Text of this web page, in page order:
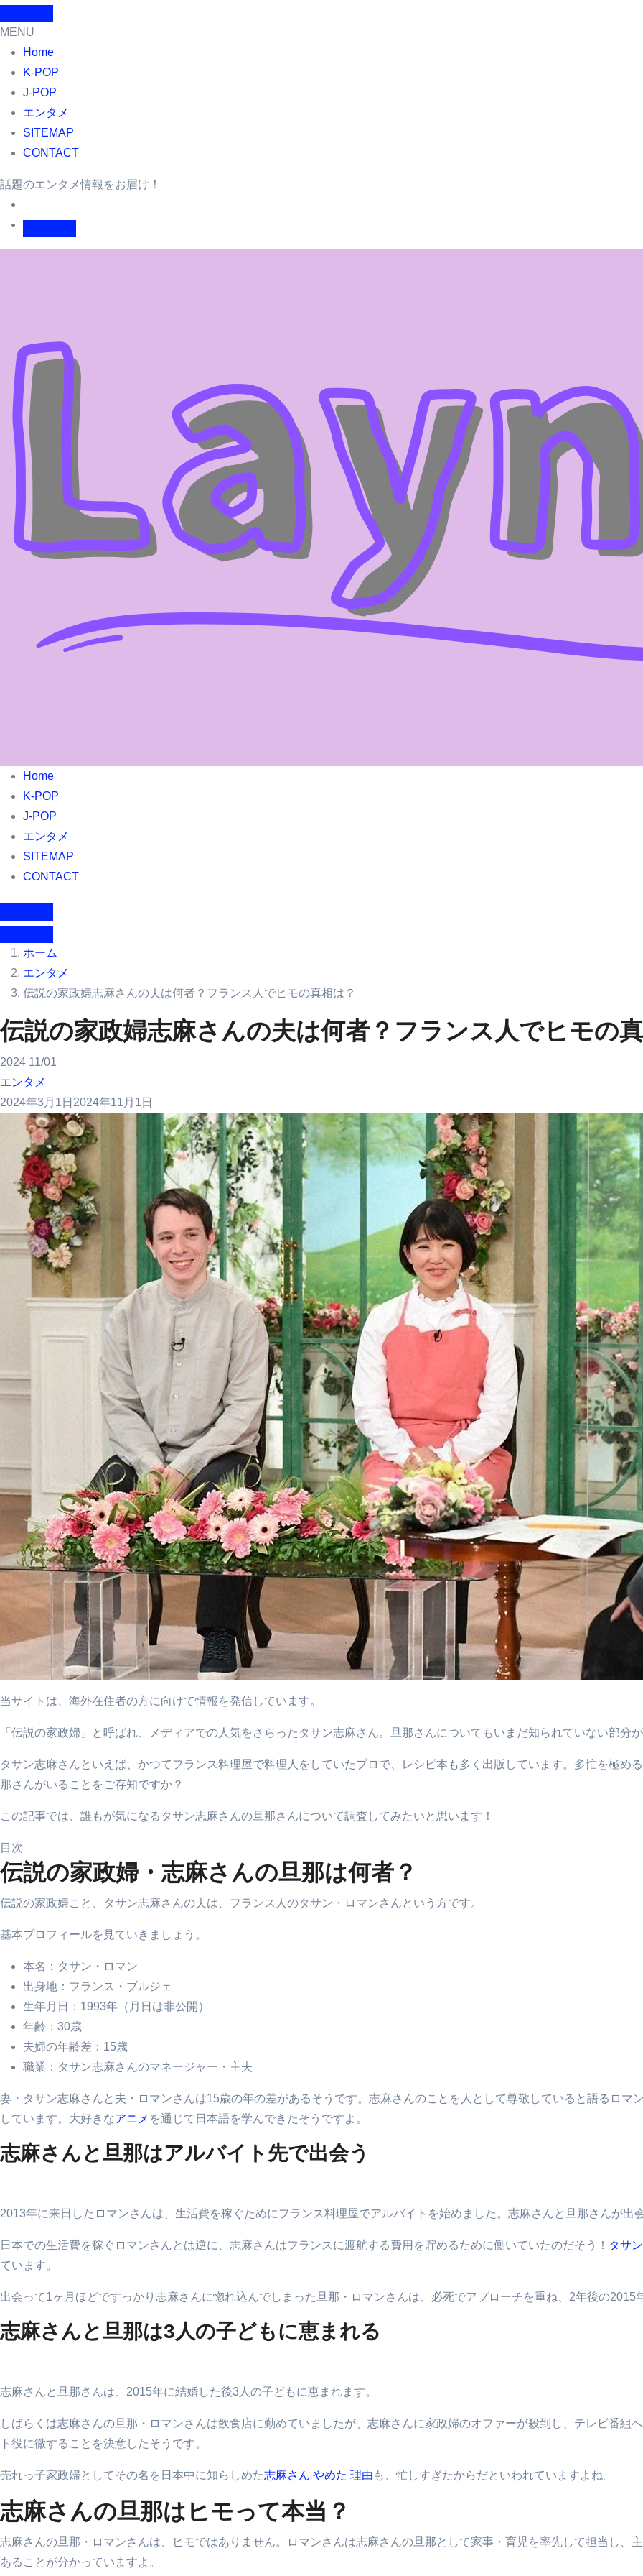
MENU
Home
K-POP
J-POP
エンタメ
SITEMAP
CONTACT
話題のエンタメ情報をお届け！
Home
K-POP
J-POP
エンタメ
SITEMAP
CONTACT
ホーム
エンタメ
伝説の家政婦志麻さんの夫は何者？フランス人でヒモの真相は？
伝説の家政婦志麻さんの夫は何者？フランス人でヒモの
2024 11/01
エンタメ
2024年3月1日 2024年11月1日
当サイトは、海外在住者の方に向けて情報を発信しています。
「伝説の家政婦」と呼ばれ、メディアでの人気をさらったタサン志麻さん。旦那さんについてもいまだ知られていない部分
タサン志麻さんといえば、かつてフランス料理屋で料理人をしていたプロで、レシピ本も多く出版しています。多忙を極め
那さんがいることをご存知ですか？
この記事では、誰もが気になるタサン志麻さんの旦那さんについて調査してみたいと思います！
目次
伝説の家政婦・志麻さんの旦那は何者？
伝説の家政婦こと、タサン志麻さんの夫は、フランス人のタサン・ロマンさんという方です。
基本プロフィールを見ていきましょう。
本名：タサン・ロマン
出身地：フランス・ブルジェ
生年月日：1993年（月日は非公開）
年齢：30歳
夫婦の年齢差：15歳
職業：タサン志麻さんのマネージャー・主夫
妻・タサン志麻さんと夫・ロマンさんは15歳の年の差があるそうです。志麻さんのことを人として尊敬していると語るロマ
しています。大好きなアニメ を通じて日本語を学んできたそうですよ。
志麻さんと旦那はアルバイト先で出会う
2013年に来日したロマンさんは、生活費を稼ぐためにフランス料理屋でアルバイトを始めました。志麻さんと旦那さんが出
日本での生活費を稼ぐロマンさんとは逆に、志麻さんはフランスに渡航する費用を貯めるために働いていたのだそう！ タサ
ています。
出会って1ヶ月ほどですっかり志麻さんに惚れ込んでしまった旦那・ロマンさんは、必死でアプローチを重ね、2年後の2015
志麻さんと旦那は3人の子どもに恵まれる
志麻さんと旦那さんは、2015年に結婚した後3人の子どもに恵まれます。
しばらくは志麻さんの旦那・ロマンさんは飲食店に勤めていましたが、志麻さんに家政婦のオファーが殺到し、テレビ番組
ト役に徹することを決意したそうです。
売れっ子家政婦としてその名を日本中に知らしめた志麻さん やめた 理由 も、忙しすぎたからだといわれていますよね。
志麻さんの旦那はヒモって本当？
志麻さんの旦那・ロマンさんは、ヒモではありません。ロマンさんは志麻さんの旦那として家事・育児を率先して担当し、
あることが分かっていますよ。